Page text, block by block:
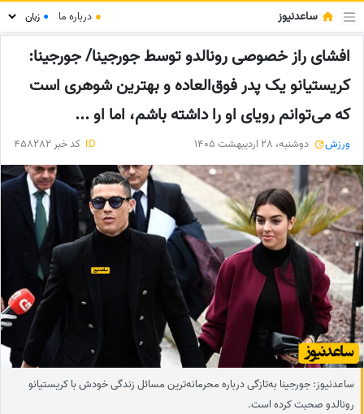
ساعدنیوز ● درباره ما ●
افشای راز خصوصی رونالدو توسط جورجینا/ جورجینا:
کریستیانو یک پدر فوق‌العاده و بهترین شوهری است
که می‌توانم رویای او را داشته باشم، اما او ...
ورزش دوشنبه، 28 اردیبهشت 1405 ID کد خبر 458282
ساعدنیوز: جورجینا به‌تازگی درباره محرمانه‌ترین مسائل زندگی خودش با کریستیانو
رونالدو صحبت کرده است.